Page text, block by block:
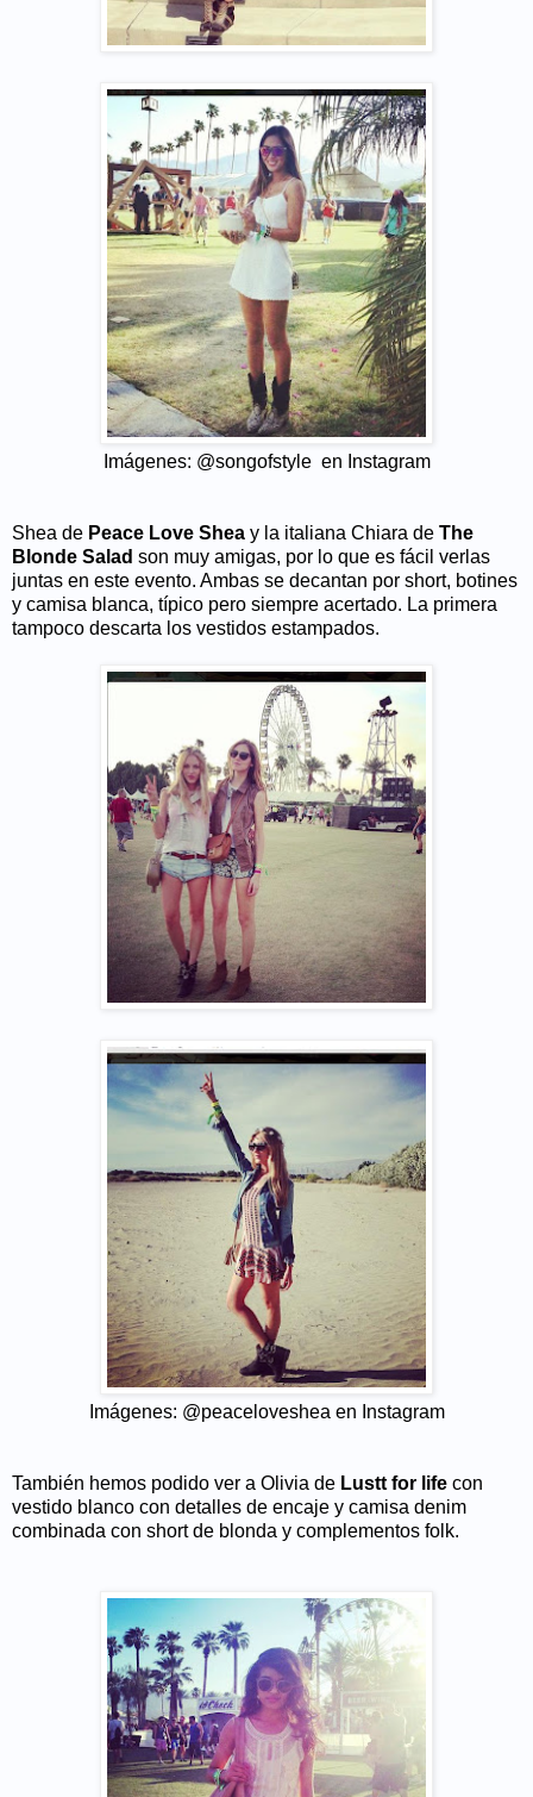
Imágenes: @songofstyle en Instagram
Shea de Peace Love Shea y la italiana Chiara de The
Blonde Salad son muy amigas, por lo que es fácil verlas
juntas en este evento. Ambas se decantan por short, botines
y camisa blanca, típico pero siempre acertado. La primera
tampoco descarta los vestidos estampados.
Imágenes: @peaceloveshea en Instagram
También hemos podido ver a Olivia de Lustt for life con
vestido blanco con detalles de encaje y camisa denim
combinada con short de blonda y complementos folk.